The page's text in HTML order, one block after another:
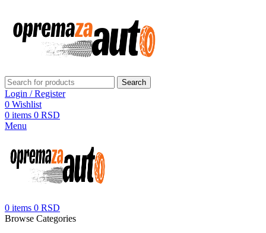
Search
Login / Register
0 Wishlist
0 items 0 RSD
Menu
0 items 0 RSD
Browse Categories